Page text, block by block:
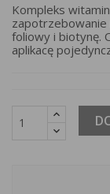
Kompleks
foliowy i biotynę.
aplikacę